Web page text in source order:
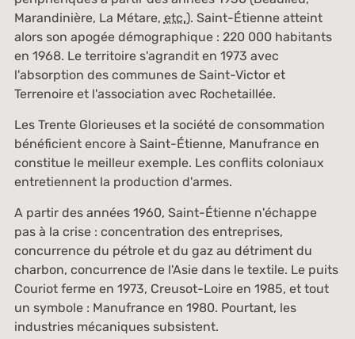
Marandinière, La Métare, etc.). Saint-Étienne atteint
alors son apogée démographique : 220 000 habitants
en 1968. Le territoire s'agrandit en 1973 avec
l'absorption des communes de Saint-Victor et
Terrenoire et l'association avec Rochetaillée.
Les Trente Glorieuses et la société de consommation
bénéficient encore à Saint-Étienne, Manufrance en
constitue le meilleur exemple. Les conflits coloniaux
entretiennent la production d'armes.
A partir des années 1960, Saint-Étienne n'échappe
pas à la crise : concentration des entreprises,
concurrence du pétrole et du gaz au détriment du
charbon, concurrence de l'Asie dans le textile. Le puits
Couriot ferme en 1973, Creusot-Loire en 1985, et tout
un symbole : Manufrance en 1980. Pourtant, les
industries mécaniques subsistent.